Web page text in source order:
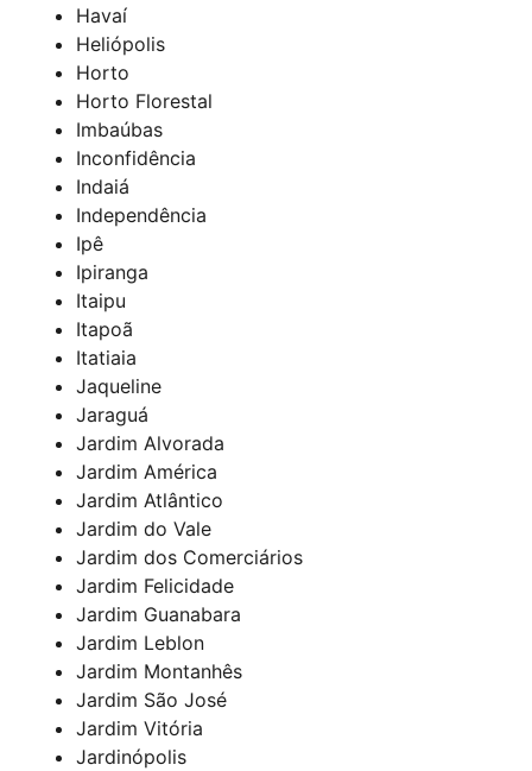
Havaí
Heliópolis
Horto
Horto Florestal
Imbaúbas
Inconfidência
Indaiá
Independência
Ipê
Ipiranga
Itaipu
Itapoã
Itatiaia
Jaqueline
Jaraguá
Jardim Alvorada
Jardim América
Jardim Atlântico
Jardim do Vale
Jardim dos Comerciários
Jardim Felicidade
Jardim Guanabara
Jardim Leblon
Jardim Montanhês
Jardim São José
Jardim Vitória
Jardinópolis